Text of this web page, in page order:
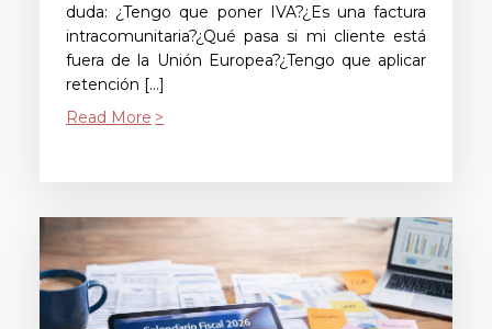
duda: ¿Tengo que poner IVA?¿Es una factura
intracomunitaria?¿Qué pasa si mi cliente está
fuera de la Unión Europea?¿Tengo que aplicar
retención […]
Read More